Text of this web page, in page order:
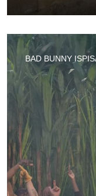
BAD BUNNY